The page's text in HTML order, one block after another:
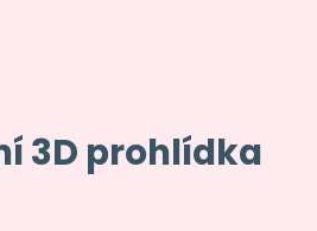
3D prohlídka